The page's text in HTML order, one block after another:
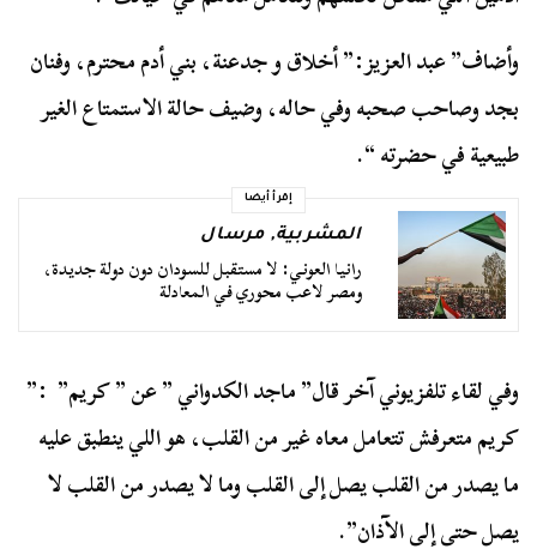
وأضاف” عبد العزيز:” أخلاق و جدعنة، بني أدم محترم، وفنان
بجد وصاحب صحبه وفي حاله، وضيف حالة الاستمتاع الغير
طبيعية في حضرته “.
إقرأ أيضا
المشربية,مرسال
رانيا العوني: لا مستقبل للسودان دون دولة جديدة،
ومصر لاعب محوري في المعادلة
وفي لقاء تلفزيوني آخر قال” ماجد الكدواني ” عن ” كريم” :”
كريم متعرفش تتعامل معاه غير من القلب، هو اللي ينطبق عليه
ما يصدر من القلب يصل إلى القلب وما لا يصدر من القلب لا
يصل حتى إلى الآذان”.